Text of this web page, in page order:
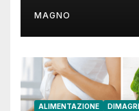
MAGNO
ALIMENTAZIONE